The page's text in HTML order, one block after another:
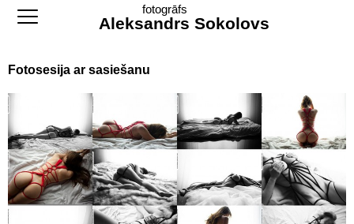
fotogrāfs
Aleksandrs Sokolovs
Fotosesija ar sasiešanu